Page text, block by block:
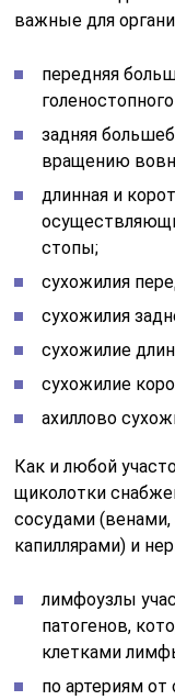
важные для
передняя
задняя
вращению
длинная и
стопы;
сухожилия
сухожилия
сухожилие
сухожилие
ахиллово
Как и любой
щиколотки
сосудами (венами,
капиллярами) и
лимфоузлы
патогенов,
клетками
по артериям от